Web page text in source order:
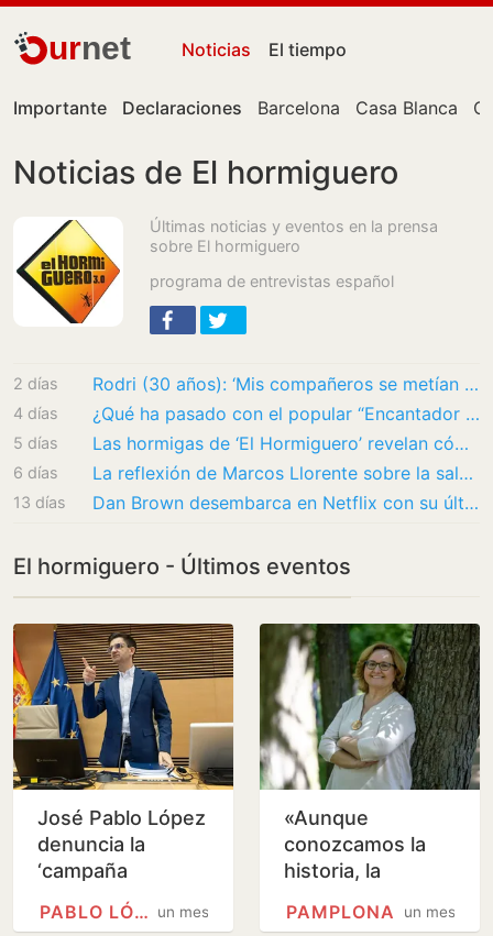
urnet Noticias El tiempo
Importante Declaraciones Barcelona Casa Blanca
Noticias de El hormiguero
Últimas noticias y eventos en la prensa
sobre El hormiguero
programa de entrevistas español
2 días Rodri (30 años): ‘Mis compañeros se metían conmigo porque mi primer coche fue uno de…
4 días ¿Qué ha pasado con el popular “Encantador de Perros” tras salir de la televisión?
5 días Las hormigas de ‘El Hormiguero’ revelan cómo apodan a los concursantes de ‘Pasapalabra’:…
6 días La reflexión de Marcos Llorente sobre la salud mental: ’La mayoría de las cosas que más…
13 días Dan Brown desembarca en Netflix con su última novela, pero sin Tom Hanks como Robert…
El hormiguero - Últimos eventos
José Pablo López
denuncia la
‘campaña
terraplanista’
sobre las
un mes
PABLO LÓPEZ (CANTANTE)
«Aunque
conozcamos la
historia, la
repitiendo»
un mes
PAMPLONA